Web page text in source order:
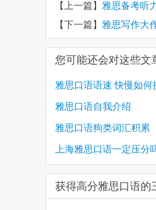
【上一篇】 雅思备考听
【下一篇】 雅思写作大
您可能还会对这些文
雅思口语语速 快慢如何
雅思口语自我介绍
雅思口语狗类词汇积累
上海雅思口语一定压分
获得高分雅思口语的